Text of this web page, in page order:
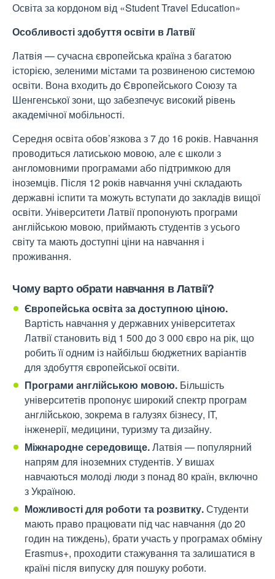
Освіта за кордоном від «Student Travel Education»
Особливості здобуття освіти в Латвії
Латвія — сучасна європейська країна з багатою
історією, зеленими містами та розвиненою системою
освіти. Вона входить до Європейського Союзу та
Шенгенської зони, що забезпечує високий рівень
академічної мобільності.
Середня освіта обов’язкова з 7 до 16 років. Навчання
проводиться латиською мовою, але є школи з
англомовними програмами або підтримкою для
іноземців. Після 12 років навчання учні складають
державні іспити та можуть вступати до закладів вищої
освіти. Університети Латвії пропонують програми
англійською мовою, приймають студентів з усього
світу та мають доступні ціни на навчання і
проживання.
Чому варто обрати навчання в Латвії?
Європейська освіта за доступною ціною.
Вартість навчання у державних університетах
Латвії становить від 1 500 до 3 000 євро на рік, що
робить її одним із найбільш бюджетних варіантів
для здобуття європейської освіти.
Програми англійською мовою. Більшість
університетів пропонує широкий спектр програм
англійською, зокрема в галузях бізнесу, IT,
інженерії, медицини, туризму та дизайну.
Міжнародне середовище.Латвія — популярний
напрям для іноземних студентів. У вишах
навчаються молоді люди з понад 80 країн, включно
з Україною.
Можливості для роботи та розвитку.Студенти
мають право працювати під час навчання (до 20
годин на тиждень), брати участь у програмах обміну
Erasmus+, проходити стажування та залишатися в
країні після випуску для пошуку роботи.